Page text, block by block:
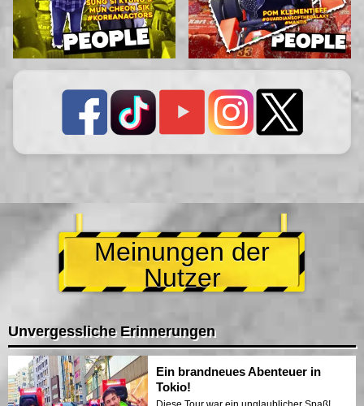
Meinungen der
Nutzer
Unvergessliche Erinnerungen
Ein brandneues Abenteuer in
Tokio!